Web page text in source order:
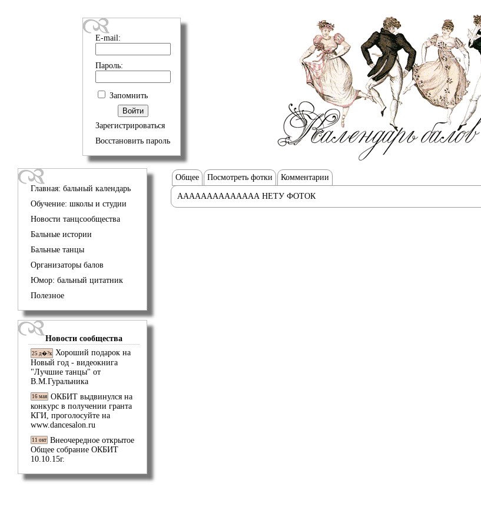
E-mail:
Пароль:
Запомнить
Зарегистрироваться
Восстановить пароль
Главная: бальный календарь
Обучение: школы и студии
Новости танцсообщества
Бальные истории
Бальные танцы
Организаторы балов
Юмор: бальный цитатник
Полезное
Новости сообщества
25 д�?к Хороший подарок на
Новый год - видеокнига
"Лучшие танцы" от
В.М.Гуральника
16 мая ОКБИТ выдвинулся на
конкурс в получении гранта
КГИ, проголосуйте на
www.dancesalon.ru
11 окт Внеочередное открытое
Общее собрание ОКБИТ
10.10.15г.
Общее Посмотреть фотки Комментарии
АААААААААААААА НЕТУ ФОТОК